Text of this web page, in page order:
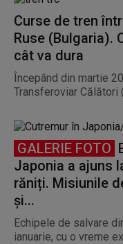
Curse de tren
Ruse (Bulgaria).
cât va dura
Începând din martie
Transferoviar Călători
GALERIE FOTO
Japonia a ajuns
răniți. Misiunile
și...
Echipele de salvare
ianuarie, cu o vreme